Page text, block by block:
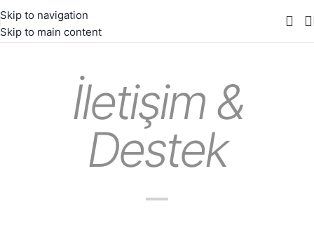
Skip to navigation
Skip to main content
İletişim &
Destek